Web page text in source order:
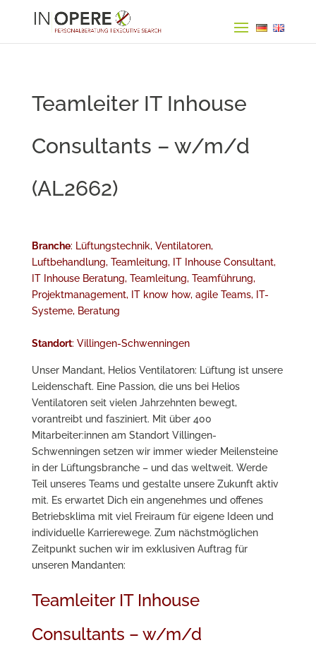
Teamleiter IT Inhouse
Consultants – w/m/d
(AL2662)
Branche: Lüftungstechnik, Ventilatoren,
Luftbehandlung, Teamleitung, IT Inhouse Consultant,
IT Inhouse Beratung, Teamleitung, Teamführung,
Projektmanagement, IT know how, agile Teams, IT-
Systeme, Beratung
Standort: Villingen-Schwenningen
Unser Mandant, Helios Ventilatoren: Lüftung ist unsere
Leidenschaft. Eine Passion, die uns bei Helios
Ventilatoren seit vielen Jahrzehnten bewegt,
vorantreibt und fasziniert. Mit über 400
Mitarbeiter:innen am Standort Villingen-
Schwenningen setzen wir immer wieder Meilensteine
in der Lüftungsbranche – und das weltweit. Werde
Teil unseres Teams und gestalte unsere Zukunft aktiv
mit. Es erwartet Dich ein angenehmes und offenes
Betriebsklima mit viel Freiraum für eigene Ideen und
individuelle Karrierewege. Zum nächstmöglichen
Zeitpunkt suchen wir im exklusiven Auftrag für
unseren Mandanten:
Teamleiter IT Inhouse
Consultants – w/m/d